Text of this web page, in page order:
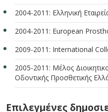
2004-2011: Ελληνική
2004-2011: European
2009-2011: International
2005-2011: Μέλος
Οδοντικής Προσθετικής
Επιλεγμένες